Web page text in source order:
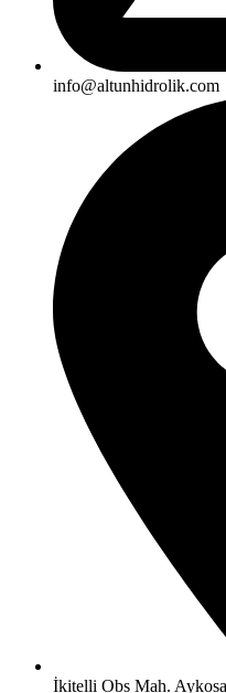
info@altunhidrolik.com
İkitelli Obs Mah.